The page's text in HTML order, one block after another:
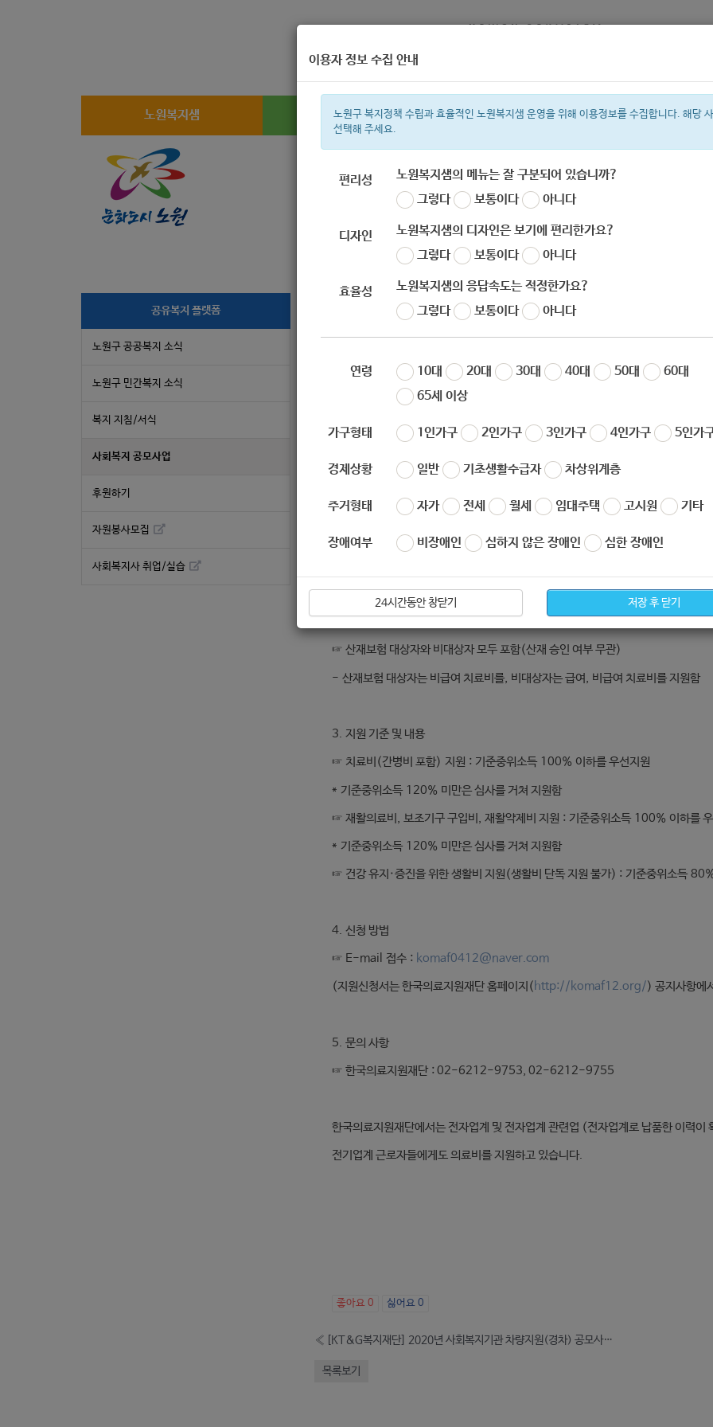
노원복지샘 복지정보 복지서비스 신청 복지
복지관 지원금 이용시설 ìº 성민복지관
이용자 정보 수집 안내
노원구 복지정책 수립과 효율적인 노원복지샘 운영을 위해 이용정보를 수집합니다. 해당
선택해 주세요.
편리성
노원복지샘의 메뉴는 잘 구분되어 있습니까?
그렇다
보통이다 아니다
디자인
노원복지샘의 디자인은 보기에 편리한가요?
그렇다
보통이다 아니다
효율성
노원복지샘의 응답속도는 적정한가요?
그렇다
보통이다 아니다
연령 10대 20대 30대 40대 50대
60대
65세 이상
가구형태 1인가구 2인가구 3인가구 4인가구 5인가
경제상황 일반 기초생활수급자 차상위계층
주거형태 자가 전세 월세 임대주택 고시원 기타
장애여부 비장애인 심하지 않은 장애인 심한 장애인
24시간동안 창닫기 저장 후 닫기
공유복지 플랫폼
노원구 공공복지 소식
노원구 민간복지 소식
복지 지침/서식
사회복지 공모사업
후원하기
자원봉사모집
사회복지사 취업/실습
[한국의료지원재단] 전자산업 재해 근로자 지원
“ 전자산업 재해 근로자 지원 사업 ”
한국의료지원재단
☞ 본 사업은 전자업계 중소기업 근로자의 근무 중 발생한 재해/질병의 치료와 재활을
신속한 사회 복귀를 돕고자 함
2. 지원 대상
☞ 산재보험 대상자와 비대상자 모두 포함(산재 승인 여부 무관)
- 산재보험 대상자는 비급여 치료비를, 비대상자는 급여, 비급여 치료비를 지원함
3. 지원 기준 및 내용
☞ 치료비(간병비 포함) 지원 : 기준중위소득 100% 이하를 우선지원
* 기준중위소득 120% 미만은 심사를 거쳐 지원함
☞ 재활의료비, 보조기구 구입비, 재활약제비 지원 : 기준중위소득 100% 이하를
* 기준중위소득 120% 미만은 심사를 거쳐 지원함
☞ 건강 유지·증진을 위한 생활비 지원(생활비 단독 지원 불가) : 기준중위소득
4. 신청 방법
☞ E-mail 접수 : komaf0412@naver.com
(지원신청서는 한국의료지원재단 홈페이지(http://komaf12.org/) 공지사항에
5. 문의 사항
☞ 한국의료지원재단 : 02-6212-9753, 02-6212-9755
한국의료지원재단에서는 전자업계 및 전자업계 관련업 (전자업계로 납품한 이력이
전기업계 근로자들에게도 의료비를 지원하고 있습니다.
좋아요 0 싫어요 0
« [KT&G복지재단] 2020년 사회복지기관 차량지원(경차) 공모사업 안내(~7/10)
목록보기